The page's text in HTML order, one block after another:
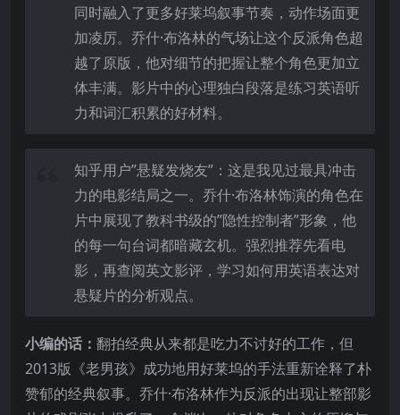
同时融入了更多好莱坞叙事节奏，动作场面更
加凌厉。乔什·布洛林的气场让这个反派角色超
越了原版，他对细节的把握让整个角色更加立
体丰满。影片中的心理独白段落是练习英语听
力和词汇积累的好材料。
知乎用户”悬疑发烧友”：这是我见过最具冲击
力的电影结局之一。乔什·布洛林饰演的角色在
片中展现了教科书级的”隐性控制者”形象，他
的每一句台词都暗藏玄机。强烈推荐先看电
影，再查阅英文影评，学习如何用英语表达对
悬疑片的分析观点。
小编的话： 翻拍经典从来都是吃力不讨好的工作，但
2013版《老男孩》成功地用好莱坞的手法重新诠释了朴
赞郁的经典叙事。乔什·布洛林作为反派的出现让整部影